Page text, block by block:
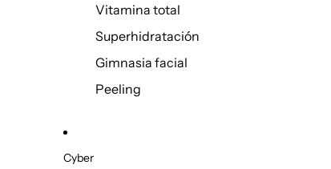
Vitamina total
Superhidratación
Gimnasia facial
Peeling
Cyber